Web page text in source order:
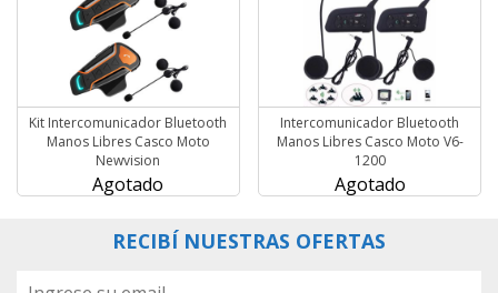
Kit Intercomunicador Bluetooth
Manos Libres Casco Moto
Newvision
Agotado
Intercomunicador Bluetooth
Manos Libres Casco Moto V6-
1200
Agotado
RECIBÍ NUESTRAS OFERTAS